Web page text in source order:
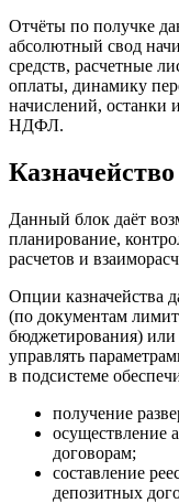
Отчёты по получке
абсолютный свод
средств, расчетные
оплаты, динамику
начислений, останки
НДФЛ.
Казначейство
Данный блок даёт
планирование,
расчетов и
Опции казначейства
(по документам
бюджетирования)
управлять
в подсистеме
получение
осуществление
договорам;
составление
депозитных